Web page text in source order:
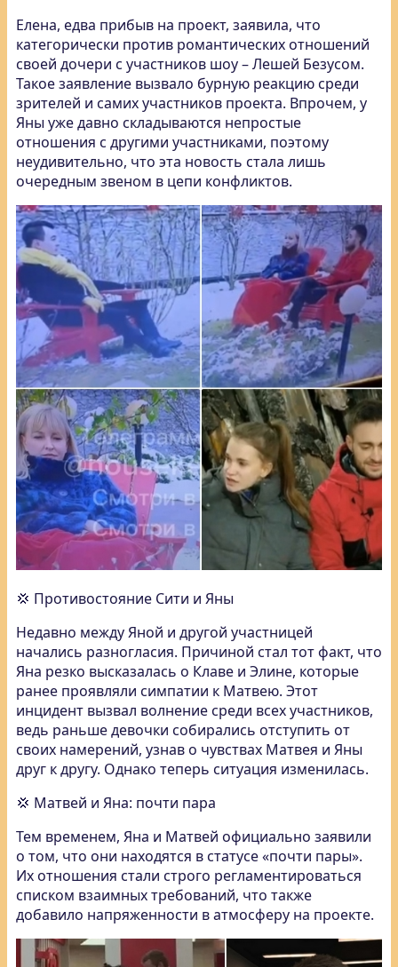
Елена, едва прибыв на проект, заявила, что
категорически против романтических отношений
своей дочери с участников шоу – Лешей Безусом.
Такое заявление вызвало бурную реакцию среди
зрителей и самих участников проекта. Впрочем, у
Яны уже давно складываются непростые
отношения с другими участниками, поэтому
неудивительно, что эта новость стала лишь
очередным звеном в цепи конфликтов.
💢 Противостояние Сити и Яны
Недавно между Яной и другой участницей
начались разногласия. Причиной стал тот факт, что
Яна резко высказалась о Клаве и Элине, которые
ранее проявляли симпатии к Матвею. Этот
инцидент вызвал волнение среди всех участников,
ведь раньше девочки собирались отступить от
своих намерений, узнав о чувствах Матвея и Яны
друг к другу. Однако теперь ситуация изменилась.
💢 Матвей и Яна: почти пара
Тем временем, Яна и Матвей официально заявили
о том, что они находятся в статусе «почти пары».
Их отношения стали строго регламентироваться
списком взаимных требований, что также
добавило напряженности в атмосферу на проекте.